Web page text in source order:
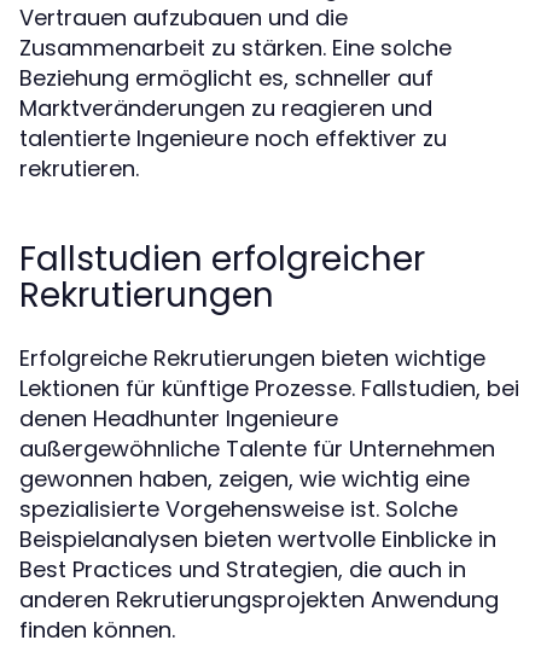
Vertrauen aufzubauen und die
Zusammenarbeit zu stärken. Eine solche
Beziehung ermöglicht es, schneller auf
Marktveränderungen zu reagieren und
talentierte Ingenieure noch effektiver zu
rekrutieren.
Fallstudien erfolgreicher
Rekrutierungen
Erfolgreiche Rekrutierungen bieten wichtige
Lektionen für künftige Prozesse. Fallstudien, bei
denen Headhunter Ingenieure
außergewöhnliche Talente für Unternehmen
gewonnen haben, zeigen, wie wichtig eine
spezialisierte Vorgehensweise ist. Solche
Beispielanalysen bieten wertvolle Einblicke in
Best Practices und Strategien, die auch in
anderen Rekrutierungsprojekten Anwendung
finden können.